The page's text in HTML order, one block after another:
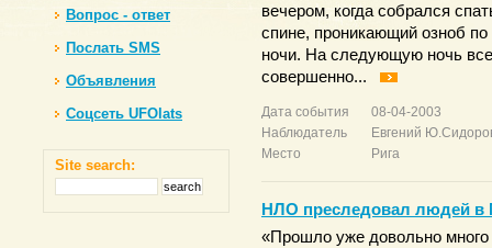
Вопрос - ответ
Послать SMS
Объявления
Соцсеть UFOlats
Site search:
вечером, когда собрался
спине, проникающий озноб по
ночи. На следующую ночь
совершенно...
Дата события
08-04-2003
Наблюдатель
Евгений
Место
Рига
НЛО преследовал людей
«Прошло уже довольно много